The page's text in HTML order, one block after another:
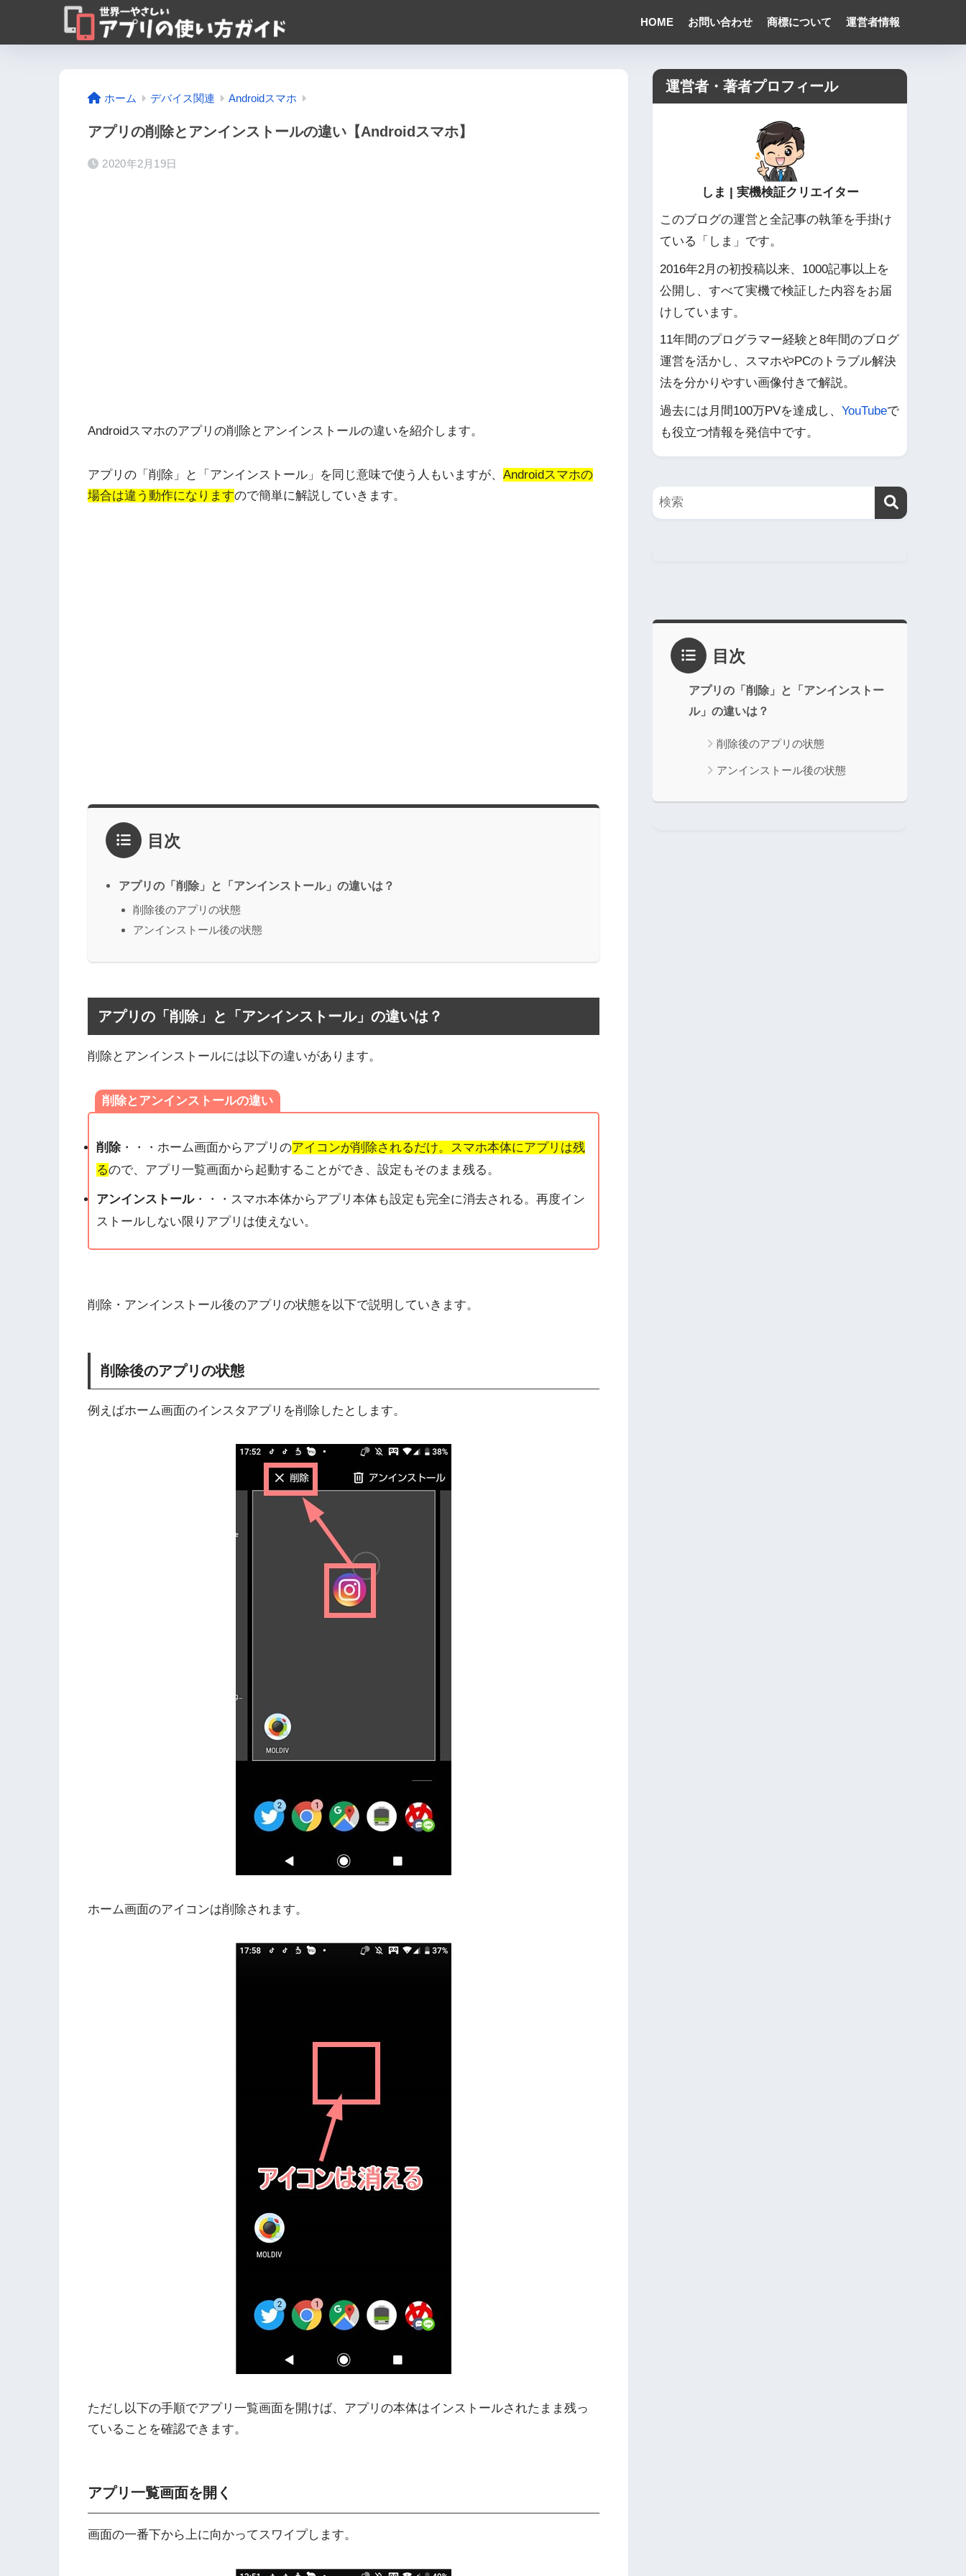
HOME お問い合わせ 商標について 運営者情報
ホーム デバイス関連 Androidスマホ
アプリの削除とアンインストールの違い【Androidスマホ】
2020年2月19日
Androidスマホのアプリの削除とアンインストールの違いを紹介します。
アプリの「削除」と「アンインストール」を同じ意味で使う人もいますが、 Androidスマホの
場合は違う動作になりますので簡単に解説していきます。
目次
アプリの「削除」と「アンインストール」の違いは？
削除後のアプリの状態
アンインストール後の状態
アプリの「削除」と「アンインストール」の違いは？
削除とアンインストールには以下の違いがあります。
削除とアンインストールの違い
削除 ・・・ホーム画面からアプリのアイコンが削除されるだけ。スマホ本体にアプリは残
るので、アプリ一覧画面から起動することができ、設定もそのまま残る。
アンインストール・・・スマホ本体からアプリ本体も設定も完全に消去される。再度イン
ストールしない限りアプリは使えない。
削除・アンインストール後のアプリの状態を以下で説明していきます。
削除後のアプリの状態
例えばホーム画面のインスタアプリを削除したとします。
ホーム画面のアイコンは削除されます。
ただし以下の手順でアプリ一覧画面を開けば、アプリの本体はインストールされたまま残っ
ていることを確認できます。
アプリ一覧画面を開く
画面の一番下から上に向かってスワイプします。
運営者・著者プロフィール
しま | 実機検証クリエイター
このブログの運営と全記事の執筆を手掛け
ている「しま」です。
2016年2月の初投稿以来、1000記事以上を
公開し、すべて実機で検証した内容をお届
けしています。
11年間のプログラマー経験と8年間のブログ
運営を活かし、スマホやPCのトラブル解決
法を分かりやすい画像付きで解説。
過去には月間100万PVを達成し、 YouTubeで
も役立つ情報を発信中です。
目次
アプリの「削除」と「アンインストー
ル」の違いは？
削除後のアプリの状態
アンインストール後の状態